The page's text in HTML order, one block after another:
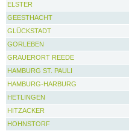
ELSTER
GEESTHACHT
GLÜCKSTADT
GORLEBEN
GRAUERORT REEDE
HAMBURG ST. PAULI
HAMBURG-HARBURG
HETLINGEN
HITZACKER
HOHNSTORF